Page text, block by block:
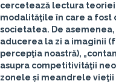
cercetează lectura
modalităţile în care a
societatea. De
aducerea la zi a imaginii
percepţia noastră),
asupra competitivităţii
zonele și meandrele